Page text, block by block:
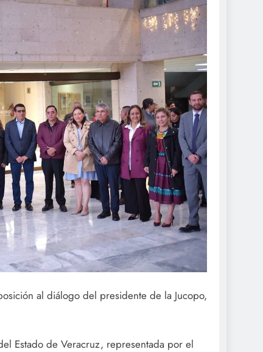
al diálogo del presidente de la Jucopo,
Estado de Veracruz, representada por el